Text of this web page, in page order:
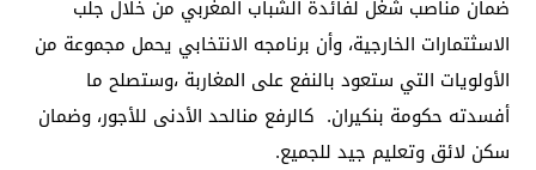
ضمان مناصب شغل لفائدة الشباب المغربي من خلال جلب
الاسثتمارات الخارجية، وأن برنامجه الانتخابي يحمل مجموعة من
الأولويات التي ستعود بالنفع على المغاربة ،وستصلح ما
أفسدته حكومة بنكيران. كالرفع منالحد الأدنى للأجور، وضمان
سكن لائق وتعليم جيد للجميع.